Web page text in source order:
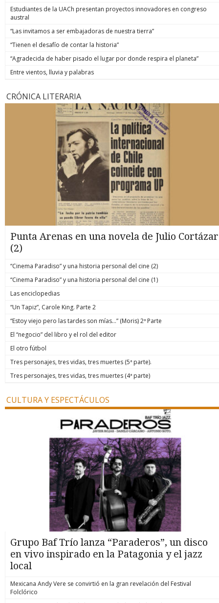
Estudiantes de la UACh presentan proyectos innovadores en congreso
austral
“Las invitamos a ser embajadoras de nuestra tierra”
“Tienen el desafío de contar la historia”
“Agradecida de haber pisado el lugar por donde respira el planeta”
Entre vientos, lluvia y palabras
CRÓNICA LITERARIA
Punta Arenas en una novela de Julio Cortázar
(2)
“Cinema Paradiso” y una historia personal del cine (2)
“Cinema Paradiso” y una historia personal del cine (1)
Las enciclopedias
“Un Tapiz”, Carole King. Parte 2
“Estoy viejo pero las tardes son mías…” (Moris) 2ª Parte
El “negocio” del libro y el rol del editor
El otro fútbol
Tres personajes, tres vidas, tres muertes (5ª parte).
Tres personajes, tres vidas, tres muertes (4ª parte)
CULTURA Y ESPECTÁCULOS
Grupo Baf Trío lanza “Paraderos”, un disco
en vivo inspirado en la Patagonia y el jazz
local
Mexicana Andy Vere se convirtió en la gran revelación del Festival
Folclórico